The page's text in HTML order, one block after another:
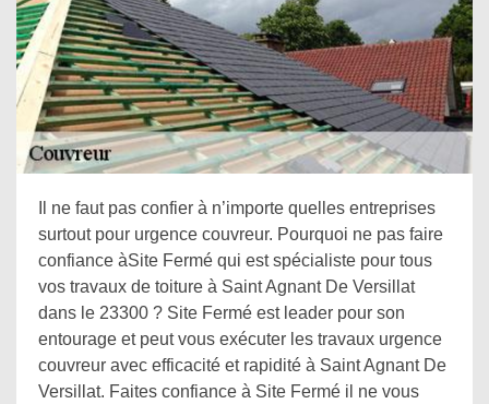
Il ne faut pas confier à n’importe quelles entreprises
surtout pour urgence couvreur. Pourquoi ne pas faire
confiance àSite Fermé qui est spécialiste pour tous
vos travaux de toiture à Saint Agnant De Versillat
dans le 23300 ? Site Fermé est leader pour son
entourage et peut vous exécuter les travaux urgence
couvreur avec efficacité et rapidité à Saint Agnant De
Versillat. Faites confiance à Site Fermé il ne vous